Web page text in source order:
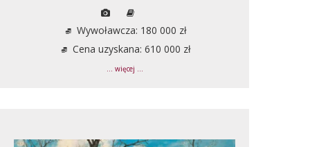
Wywoławcza: 180 000 zł
Cena uzyskana: 610 000 zł
... więcej ...